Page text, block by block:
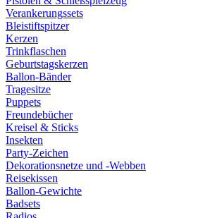
Verankerungssets
Bleistiftspitzer
Kerzen
Trinkflaschen
Geburtstagskerzen
Ballon-Bänder
Tragesitze
Puppets
Freundebücher
Kreisel & Sticks
Insekten
Party-Zeichen
Dekorationsnetze und -Webben
Reisekissen
Ballon-Gewichte
Badsets